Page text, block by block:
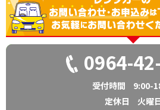
0964-
受付時間
9:00-
定休日
火曜